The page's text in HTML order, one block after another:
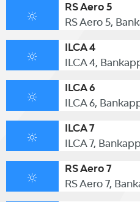
RS Aero 5
RS Aero 5,
ILCA 4
ILCA 4,
ILCA 6
ILCA 6,
ILCA 7
ILCA 7,
RS Aero 7
RS Aero 7,